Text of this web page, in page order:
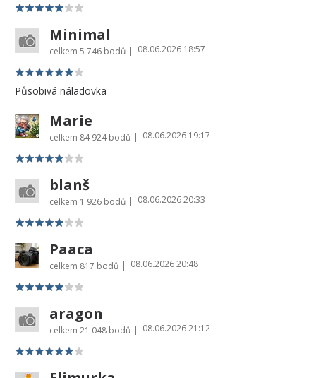
Minimal
celkem 5 746 bodů | 08.06.2026 18:57
Působivá náladovka
Marie
celkem 84 924 bodů | 08.06.2026 19:17
blanš
celkem 1 926 bodů | 08.06.2026 20:33
Paaca
celkem 817 bodů | 08.06.2026 20:48
aragon
celkem 21 048 bodů | 08.06.2026 21:12